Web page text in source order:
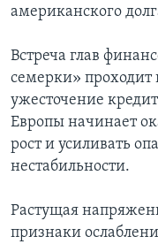
американского
Встреча глав
семерки» проходит
ужесточение
Европы начинает
рост и усиливать
нестабильности.
Растущая
признаки